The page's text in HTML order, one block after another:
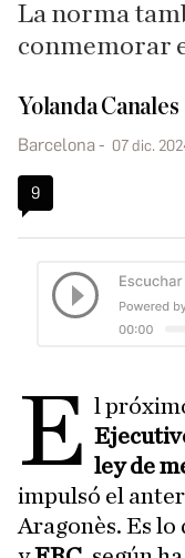
La norma
conmemorar
Yolanda Canales
Barcelona 07 dic.
9
E l
ley de
impulsó el
Aragonès. Es lo